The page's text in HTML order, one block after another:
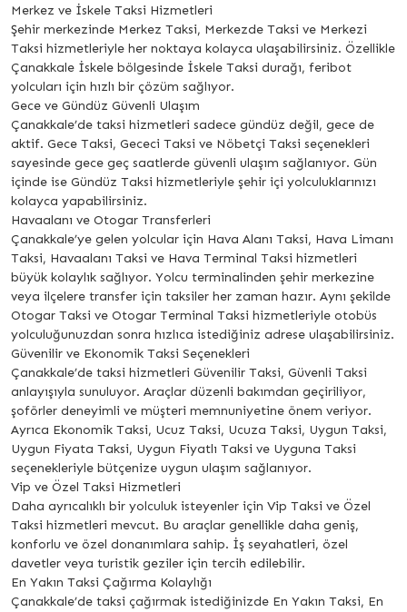
Merkez ve İskele Taksi Hizmetleri
Şehir merkezinde Merkez Taksi, Merkezde Taksi ve Merkezi
Taksi hizmetleriyle her noktaya kolayca ulaşabilirsiniz. Özellikle
Çanakkale İskele bölgesinde İskele Taksi durağı, feribot
yolcuları için hızlı bir çözüm sağlıyor.
Gece ve Gündüz Güvenli Ulaşım
Çanakkale’de taksi hizmetleri sadece gündüz değil, gece de
aktif. Gece Taksi, Gececi Taksi ve Nöbetçi Taksi seçenekleri
sayesinde gece geç saatlerde güvenli ulaşım sağlanıyor. Gün
içinde ise Gündüz Taksi hizmetleriyle şehir içi yolculuklarınızı
kolayca yapabilirsiniz.
Havaalanı ve Otogar Transferleri
Çanakkale’ye gelen yolcular için Hava Alanı Taksi, Hava Limanı
Taksi, Havaalanı Taksi ve Hava Terminal Taksi hizmetleri
büyük kolaylık sağlıyor. Yolcu terminalinden şehir merkezine
veya ilçelere transfer için taksiler her zaman hazır. Aynı şekilde
Otogar Taksi ve Otogar Terminal Taksi hizmetleriyle otobüs
yolculuğunuzdan sonra hızlıca istediğiniz adrese ulaşabilirsiniz.
Güvenilir ve Ekonomik Taksi Seçenekleri
Çanakkale’de taksi hizmetleri Güvenilir Taksi, Güvenli Taksi
anlayışıyla sunuluyor. Araçlar düzenli bakımdan geçiriliyor,
şoförler deneyimli ve müşteri memnuniyetine önem veriyor.
Ayrıca Ekonomik Taksi, Ucuz Taksi, Ucuza Taksi, Uygun Taksi,
Uygun Fiyata Taksi, Uygun Fiyatlı Taksi ve Uyguna Taksi
seçenekleriyle bütçenize uygun ulaşım sağlanıyor.
Vip ve Özel Taksi Hizmetleri
Daha ayrıcalıklı bir yolculuk isteyenler için Vip Taksi ve Özel
Taksi hizmetleri mevcut. Bu araçlar genellikle daha geniş,
konforlu ve özel donanımlara sahip. İş seyahatleri, özel
davetler veya turistik geziler için tercih edilebilir.
En Yakın Taksi Çağırma Kolaylığı
Çanakkale’de taksi çağırmak istediğinizde En Yakın Taksi, En